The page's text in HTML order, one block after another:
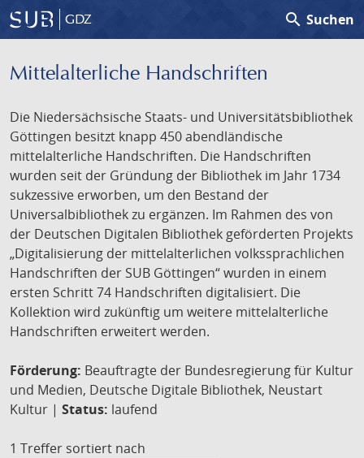
GDZ search Suchen
Mittelalterliche Handschriften
Die Niedersächsische Staats- und Universitätsbibliothek
Göttingen besitzt knapp 450 abendländische
mittelalterliche Handschriften. Die Handschriften
wurden seit der Gründung der Bibliothek im Jahr 1734
sukzessive erworben, um den Bestand der
Universalbibliothek zu ergänzen. Im Rahmen des von
der Deutschen Digitalen Bibliothek geförderten Projekts
„Digitalisierung der mittelalterlichen volkssprachlichen
Handschriften der SUB Göttingen“ wurden in einem
ersten Schritt 74 Handschriften digitalisiert. Die
Kollektion wird zukünftig um weitere mittelalterliche
Handschriften erweitert werden.
Förderung: Beauftragte der Bundesregierung für Kultur
und Medien, Deutsche Digitale Bibliothek, Neustart
Kultur | Status: laufend
1 Treffer sortiert nach